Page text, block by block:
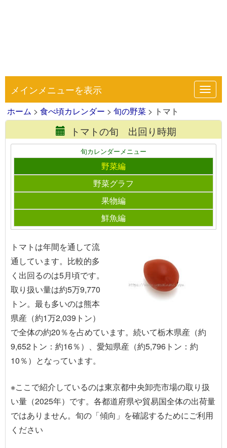
メインメニューを表示
ホーム > 食べ頃カレンダー > 旬の野菜 > トマト
トマトの旬 出回り時期
旬カレンダーメニュー
野菜編
野菜グラフ
果物編
鮮魚編
トマトは年間を通して流
通しています。比較的多
く出回るのは5月頃です。
取り扱い量は約5万9,770
トン。最も多いのは熊本
県産（約1万2,039トン）
で全体の約20％を占めています。続いて栃木県産（約
9,652トン：約16％）、愛知県産（約5,796トン：約
10％）となっています。
※ここで紹介しているのは東京都中央卸売市場の取り扱
い量（2025年）です。各都道府県や貿易国全体の出荷量
ではありません。旬の「傾向」を確認するためにご利用
ください